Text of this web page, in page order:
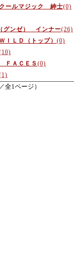
ールマジック 紳士(0)
グンゼ） インナー(26)
ＩＬＤ（トップ） (0)
ＦＡＣＥＳ (0)
全1ページ）